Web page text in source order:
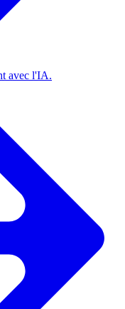
avec l'IA.